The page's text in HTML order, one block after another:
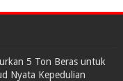
5 Ton Beras untuk
Nyata Kepedulian